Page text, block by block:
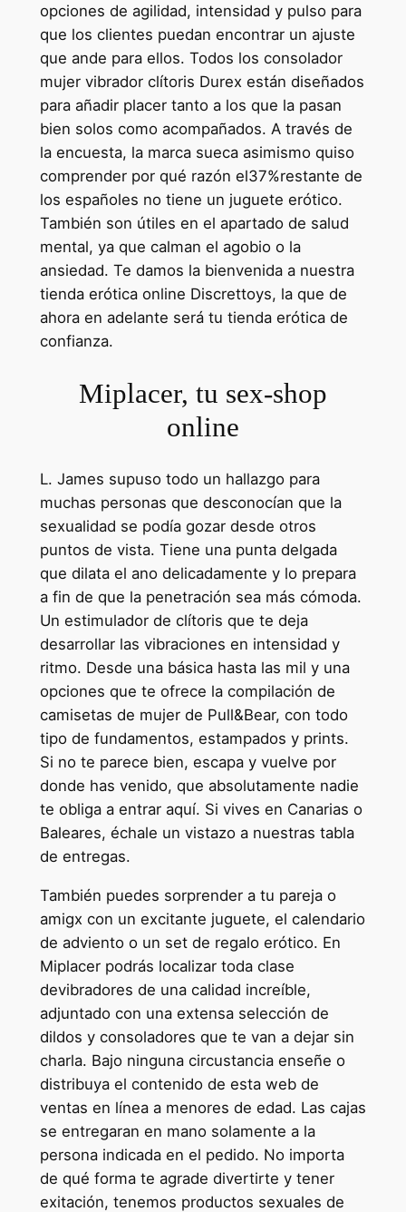
opciones de agilidad, intensidad y pulso para
que los clientes puedan encontrar un ajuste
que ande para ellos. Todos los consolador
mujer vibrador clítoris Durex están diseñados
para añadir placer tanto a los que la pasan
bien solos como acompañados. A través de
la encuesta, la marca sueca asimismo quiso
comprender por qué razón el37%restante de
los españoles no tiene un juguete erótico.
También son útiles en el apartado de salud
mental, ya que calman el agobio o la
ansiedad. Te damos la bienvenida a nuestra
tienda erótica online Discrettoys, la que de
ahora en adelante será tu tienda erótica de
confianza.
Miplacer, tu sex-shop
online
L. James supuso todo un hallazgo para
muchas personas que desconocían que la
sexualidad se podía gozar desde otros
puntos de vista. Tiene una punta delgada
que dilata el ano delicadamente y lo prepara
a fin de que la penetración sea más cómoda.
Un estimulador de clítoris que te deja
desarrollar las vibraciones en intensidad y
ritmo. Desde una básica hasta las mil y una
opciones que te ofrece la compilación de
camisetas de mujer de Pull&Bear, con todo
tipo de fundamentos, estampados y prints.
Si no te parece bien, escapa y vuelve por
donde has venido, que absolutamente nadie
te obliga a entrar aquí. Si vives en Canarias o
Baleares, échale un vistazo a nuestras tabla
de entregas.
También puedes sorprender a tu pareja o
amigx con un excitante juguete, el calendario
de adviento o un set de regalo erótico. En
Miplacer podrás localizar toda clase
devibradores de una calidad increíble,
adjuntado con una extensa selección de
dildos y consoladores que te van a dejar sin
charla. Bajo ninguna circustancia enseñe o
distribuya el contenido de esta web de
ventas en línea a menores de edad. Las cajas
se entregaran en mano solamente a la
persona indicada en el pedido. No importa
de qué forma te agrade divertirte y tener
exitación, tenemos productos sexuales de